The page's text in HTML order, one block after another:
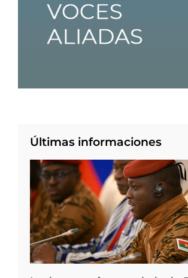
Últimas informaciones